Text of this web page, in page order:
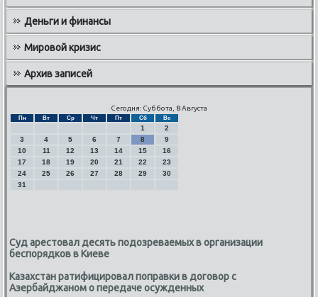
Деньги и финансы
Мировой кризис
Архив записей
Сегодня: Суббота, 8 Августа
Пн Вт Ср Чт Пт Сб Вс
1
2
3
4 5 6 7 8
9
10
11 12 13 14 15
16
17
18 19 20 21 22
23
24
25 26 27 28 29
30
31
Суд арестовал десять подозреваемых в организации
беспорядков в Киеве
Казахстан ратифицировал поправки в договор с
Азербайджаном о передаче осужденных